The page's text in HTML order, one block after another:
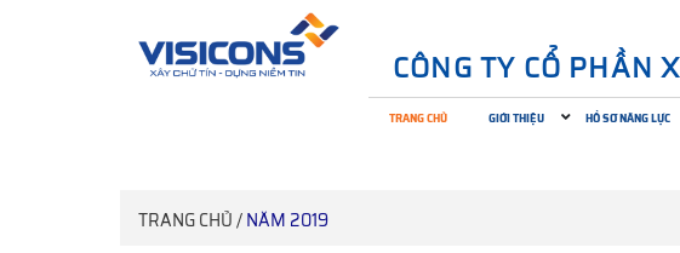
CÔNG TY CỔ PHẦN
TRANG CHỦ GIỚI THIỆU HỒ SƠ NĂNG LỰC
TRANG CHỦ /NĂM 2019